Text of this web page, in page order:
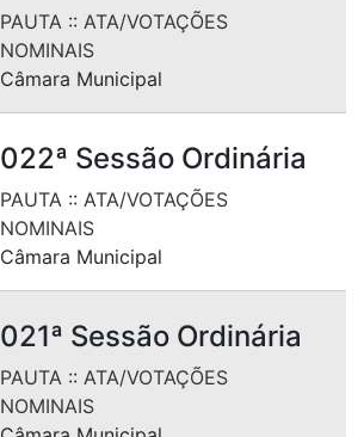
PAUTA :: ATA/VOTAÇÕES
NOMINAIS
Câmara Municipal
022ª Sessão Ordinária
PAUTA :: ATA/VOTAÇÕES
NOMINAIS
Câmara Municipal
021ª Sessão Ordinária
PAUTA :: ATA/VOTAÇÕES
NOMINAIS